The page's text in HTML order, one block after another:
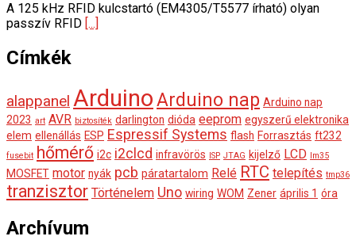
A 125 kHz RFID kulcstartó (EM4305/T5577 írható) olyan
passzív RFID [...]
Címkék
alappanel ArduinoArduino nap Arduino nap
2023 art AVR biztosíték darlington dióda eeprom egyszerű elektronika
elem ellenállás ESP Espressif Systems flash Forrasztás ft232
fusebit hőmérő i2c i2clcd infravörös ISP JTAG kijelző LCD lm35
MOSFET motor nyák pcb páratartalom Relé RTC telepítés tmp36
tranzisztor Történelem Uno wiring WOM Zener április 1 óra
Archívum